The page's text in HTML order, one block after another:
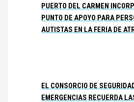
PUERTO DEL CARMEN
PUNTO DE APOYO PARA
AUTISTAS EN LA FERIA DE
EL CONSORCIO DE
EMERGENCIAS RECUERDA